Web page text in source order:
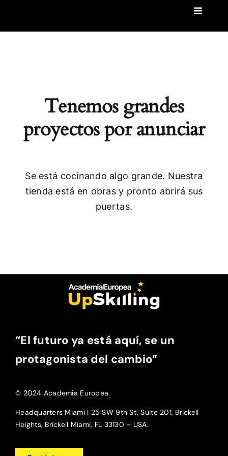
Toggle
Blog
Tenemos grandes
proyectos por anunciar
Se está cocinando algo grande. Nuestra
tienda está en obras y pronto abrirá sus
puertas.
“El futuro ya está aquí, se un
protagonista del cambio”
© 2024 Academia Europea
Headquarters Miami | 25 SW 9th St, Suite 201, Brickell
Heights, Brickell Miami, FL 33130 – USA.